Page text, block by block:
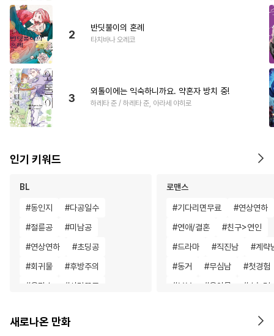
2
반딧불이의 혼례
타치바나 오레코
3
외톨이에는 익숙하니까요. 약혼자 방치 중!
하레타 준 / 하레타 준, 아라세 야히로
인기 키워드
BL
#동인지 #다공일수
#절륜공 #미남공
#연상연하 #초딩공
#회귀물 #후방주의
#욕망수 # 사랑꾼공
#리맨물 #성인용품
로맨스
#기다리면무료 #연상연하
#연애/결혼 #친구>연인
#드라마 #직진남 #계략
#동거 #무심남 #첫경험
#부부 #육아물 # 초능력
재회물
새로나온 만화